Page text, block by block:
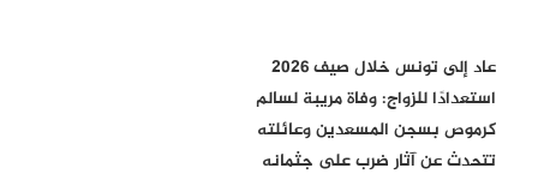
عاد إلى تونس خلال صيف 2026
استعدادًا للزواج: وفاة مريبة لسالم
كرموص بسجن المسعدين وعائلته
تتحدث عن آثار ضرب على جثمانه